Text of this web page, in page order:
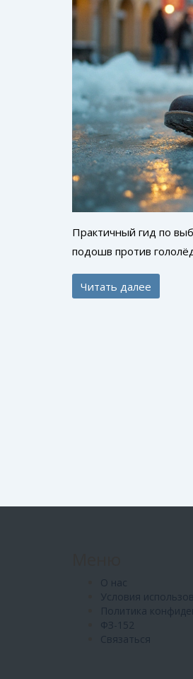
Практичный гид по
подошв против
Читать далее
О нас
Условия
Политика
ФЗ-152
Связаться